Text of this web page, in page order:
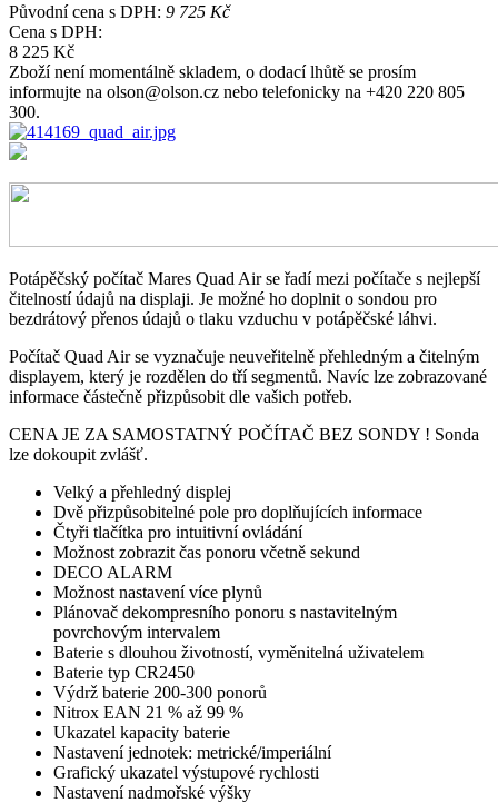
Původní cena s DPH: 9 725 Kč
Cena s DPH:
8 225 Kč
Zboží není momentálně skladem, o dodací lhůtě se prosím
informujte na olson@olson.cz nebo telefonicky na +420 220 805
300.
Potápěčský počítač Mares Quad Air se řadí mezi počítače s nejlepší
čitelností údajů na displaji. Je možné ho doplnit o sondou pro
bezdrátový přenos údajů o tlaku vzduchu v potápěčské láhvi.
Počítač Quad Air se vyznačuje neuveřitelně přehledným a čitelným
displayem, který je rozdělen do tří segmentů. Navíc lze zobrazované
informace částečně přizpůsobit dle vašich potřeb.
CENA JE ZA SAMOSTATNÝ POČÍTAČ BEZ SONDY ! Sonda
lze dokoupit zvlášť.
Velký a přehledný displej
Dvě přizpůsobitelné pole pro doplňujících informace
Čtyři tlačítka pro intuitivní ovládání
Možnost zobrazit čas ponoru včetně sekund
DECO ALARM
Možnost nastavení více plynů
Plánovač dekompresního ponoru s nastavitelným
povrchovým intervalem
Baterie s dlouhou životností, vyměnitelná uživatelem
Baterie typ CR2450
Výdrž baterie 200-300 ponorů
Nitrox EAN 21 % až 99 %
Ukazatel kapacity baterie
Nastavení jednotek: metrické/imperiální
Grafický ukazatel výstupové rychlosti
Nastavení nadmořské výšky